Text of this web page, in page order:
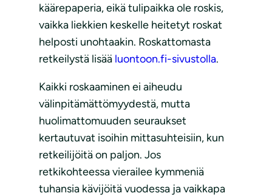
käärepaperia, eikä tulipaikka ole roskis,
vaikka liekkien keskelle heitetyt roskat
helposti unohtaakin. Roskattomasta
retkeilystä lisää luontoon.fi-sivustolla.
Kaikki roskaaminen ei aiheudu
välinpitämättömyydestä, mutta
huolimattomuuden seuraukset
kertautuvat isoihin mittasuhteisiin, kun
retkeilijöitä on paljon. Jos
retkikohteessa vierailee kymmeniä
tuhansia kävijöitä vuodessa ja vaikkapa